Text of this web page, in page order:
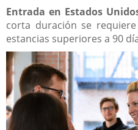
Entrada en Estados
corta duración se
estancias superiores a 90